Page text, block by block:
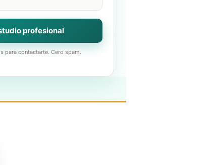
profesional
para contactarte. Cero spam.